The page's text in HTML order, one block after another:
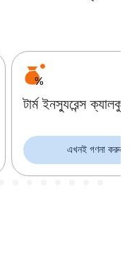
টার্ম ইনস্যুরেন্স
এখনই গণনা করুন